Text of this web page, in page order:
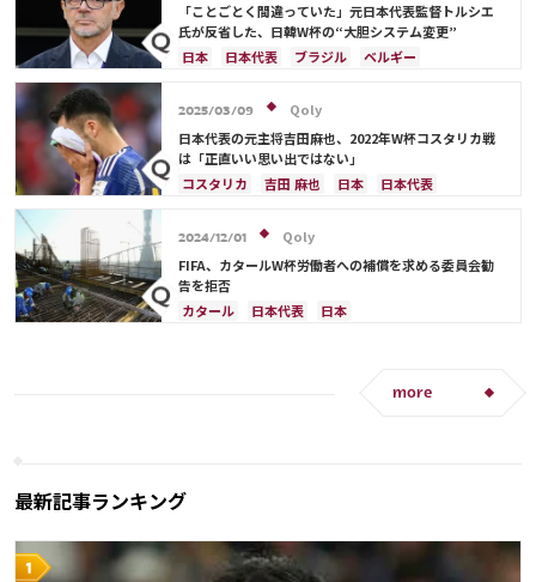
「ことごとく間違っていた」元日本代表監督トルシエ
氏が反省した、日韓W杯の“大胆システム変更”
日本
日本代表 ブラジル ベルギー
2025/03/09
Qoly
日本代表の元主将吉田麻也、2022年W杯コスタリカ戦
は「正直いい思い出ではない」
コスタリカ
吉田 麻也 日本
日本代表
2024/12/01
Qoly
FIFA、カタールW杯労働者への補償を求める委員会勧
告を拒否
カタール
日本代表 日本
more
最新記事ランキング